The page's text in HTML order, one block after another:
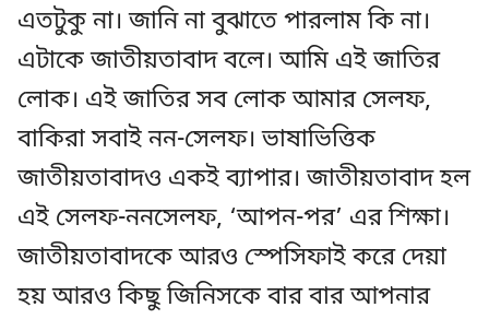
এতটুকু না। জানি না বুঝাতে পারলাম কি না।
এটাকে জাতীয়তাবাদ বলে। আমি এই জাতির
লোক। এই জাতির সব লোক আমার সেলফ,
বাকিরা সবাই নন-সেলফ। ভাষাভিত্তিক
জাতীয়তাবাদও একই ব্যাপার। জাতীয়তাবাদ হল
এই সেলফ-ননসেলফ, ‘আপন-পর’ এর শিক্ষা।
জাতীয়তাবাদকে আরও স্পেসিফাই করে দেয়া
হয় আরও কিছু জিনিসকে বার বার আপনার